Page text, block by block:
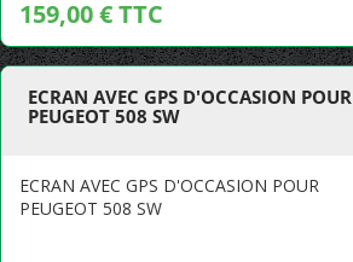
159,00 € TTC
ECRAN AVEC GPS D'OCCASION POUR
PEUGEOT 508 SW
ECRAN AVEC GPS D'OCCASION POUR
PEUGEOT 508 SW